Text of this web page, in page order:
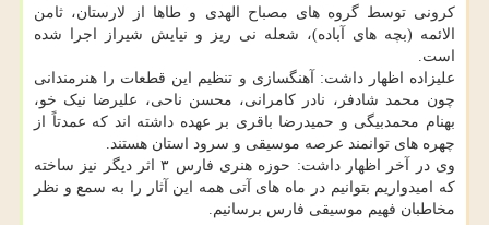
کرونی توسط گروه های مصباح الهدی و طاها از لارستان، ثامن
الائمه (بچه های آباده)، شعله نی ریز و نیایش شیراز اجرا شده
است.
علیزاده اظهار داشت: آهنگسازی و تنظیم این قطعات را هنرمندانی
چون محمد شادفر، نادر کامرانی، محسن ناحی، علیرضا نیک خو،
بهنام محمدبیگی و حمیدرضا باقری بر عهده داشته اند که عمدتاً از
چهره های توانمند عرصه موسیقی و سرود استان هستند.
وی در آخر اظهار داشت: حوزه هنری فارس ۳ اثر دیگر نیز ساخته
که امیدواریم بتوانیم در ماه های آتی همه این آثار را به سمع و نظر
مخاطبان فهیم موسیقی فارس برسانیم.